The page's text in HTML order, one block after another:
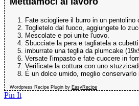
Fate sciogliere il burro in un
Toglietelo dal fuoco, aggiungete lo
Mescolate e poi unite l'uovo.
Sbucciate la pera e tagliatela a
imburrate una teglia da plumcake
Versate l'impasto e fate cuocere in
Verificate la cottura con uno
É un dolce umido, meglio conservarlo
Wordpress Recipe Plugin by EasyRecipe
Pin It